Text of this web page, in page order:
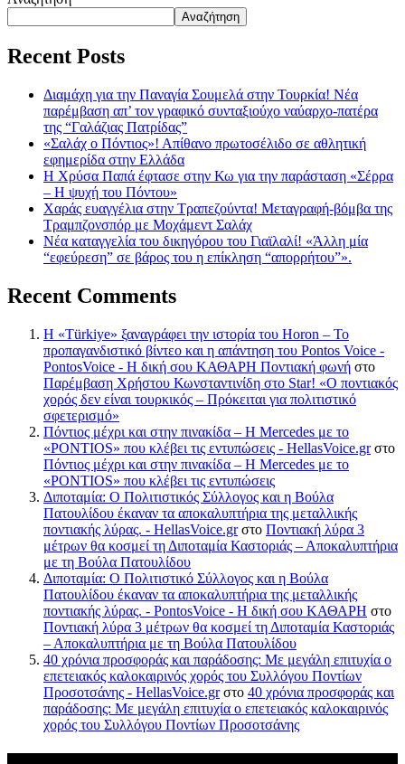
Αναζήτηση
Recent Posts
Διαμάχη για την Παναγία Σουμελά στην Τουρκία! Νέα
παρέμβαση απ’ τον γραφικό συνταξιούχο ναύαρχο-πατέρα
της “Γαλάζιας Πατρίδας”
«Σαλάχ ο Πόντιος»! Απίθανο πρωτοσέλιδο σε αθλητική
εφημερίδα στην Ελλάδα
Η Χρύσα Παπά έφτασε στην Κω για την παράσταση «Σέρρα
– Η ψυχή του Πόντου»
Χαράς ευαγγέλια στην Τραπεζούντα! Μεταγραφή-βόμβα της
Τραμπζονσπόρ με Μοχάμεντ Σαλάχ
Νέα καταγγελία του δικηγόρου του Γιαϊλαλί! «Άλλη μία
“εφεύρεση” σε βάρος του η επίκληση “απορρήτου”».
Recent Comments
Η «Türkiye» ξαναγράφει την ιστορία του Horon – Το
προπαγανδιστικό βίντεο και η απάντηση του Pontos Voice -
PontosVoice - H δική σου ΚΑΘΑΡΗ Ποντιακή φωνή στο
Παρέμβαση Χρήστου Κωνσταντινίδη στο Star! «Ο ποντιακός
χορός δεν είναι τουρκικός – Πρόκειται για πολιτιστικό
σφετερισμό»
Πόντιος μέχρι και στην πινακίδα – Η Mercedes με το
«PONTIOS» που κλέβει τις εντυπώσεις - HellasVoice.grστο
Πόντιος μέχρι και στην πινακίδα – Η Mercedes με το
«PONTIOS» που κλέβει τις εντυπώσεις
Διποταμία: Ο Πολιτιστικός Σύλλογος και η Βούλα
Πατουλίδου έκαναν τα αποκαλυπτήρια της μεταλλικής
ποντιακής λύρας. - HellasVoice.grστο Ποντιακή λύρα 3
μέτρων θα κοσμεί τη Διποταμία Καστοριάς – Αποκαλυπτήρια
με τη Βούλα Πατουλίδου
Διποταμία: Ο Πολιτιστικό Σύλλογος και η Βούλα
Πατουλίδου έκαναν τα αποκαλυπτήρια της μεταλλικής
ποντιακής λύρας. - PontosVoice - H δική σου ΚΑΘΑΡΗ στο
Ποντιακή λύρα 3 μέτρων θα κοσμεί τη Διποταμία Καστοριάς
– Αποκαλυπτήρια με τη Βούλα Πατουλίδου
40 χρόνια προσφοράς και παράδοσης: Με μεγάλη επιτυχία ο
επετειακός καλοκαιρινός χορός του Συλλόγου Ποντίων
Προσοτσάνης - HellasVoice.grστο 40 χρόνια προσφοράς και
παράδοσης: Με μεγάλη επιτυχία ο επετειακός καλοκαιρινός
χορός του Συλλόγου Ποντίων Προσοτσάνης